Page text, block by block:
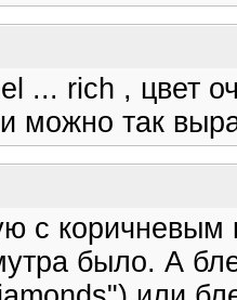
... rich , цвет
можно так
с коричневым
было. А